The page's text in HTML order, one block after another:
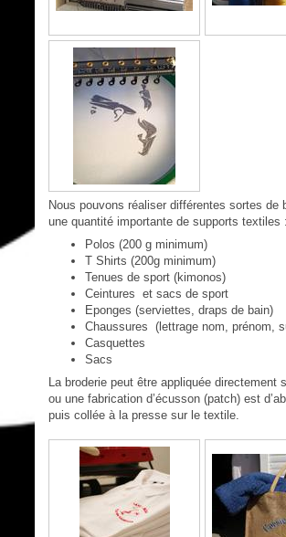
Nous pouvons réaliser différentes sortes de
une quantité importante de supports textiles :
Polos (200 g minimum)
T Shirts (200g minimum)
Tenues de sport (kimonos)
Ceintures et sacs de sport
Eponges (serviettes, draps de bain)
Chaussures (lettrage nom, prénom,
Casquettes
Sacs
La broderie peut être appliquée directement
ou une fabrication d’écusson (patch) est
puis collée à la presse sur le textile.